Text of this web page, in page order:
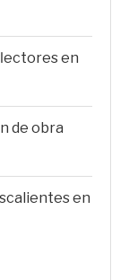
en
de obra
en